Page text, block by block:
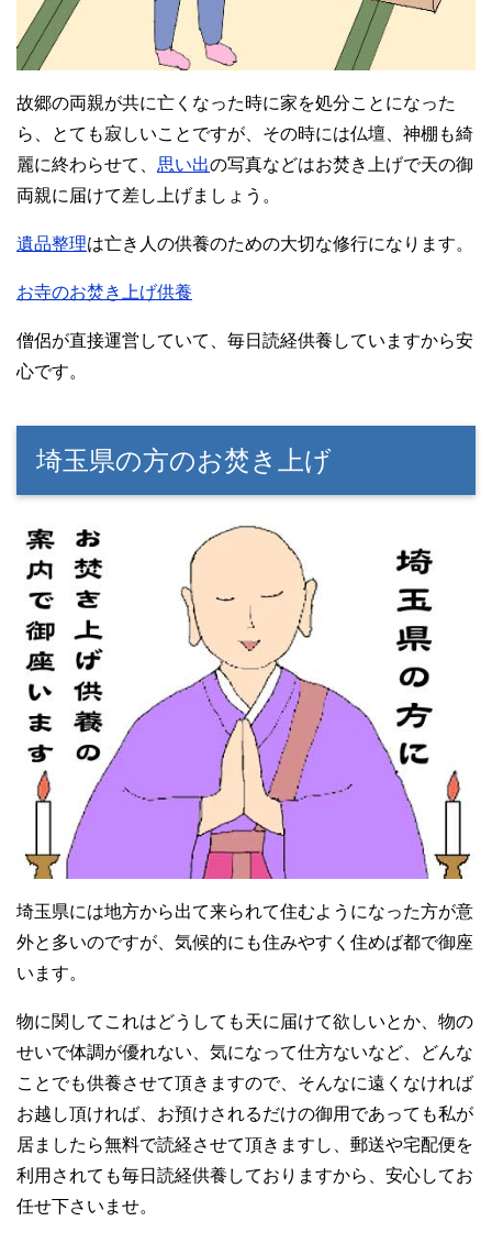
故郷の両親が共に亡くなった時に家を処分ことになった
ら、とても寂しいことですが、その時には仏壇、神棚も綺
麗に終わらせて、 思い出の写真などはお焚き上げで天の御
両親に届けて差し上げましょう。
遺品整理は亡き人の供養のための大切な修行になります。
お寺のお焚き上げ供養
僧侶が直接運営していて、毎日読経供養していますから安
心です。
埼玉県の方のお焚き上げ
埼玉県には地方から出て来られて住むようになった方が意
外と多いのですが、気候的にも住みやすく住めば都で御座
います。
物に関してこれはどうしても天に届けて欲しいとか、物の
せいで体調が優れない、気になって仕方ないなど、どんな
ことでも供養させて頂きますので、そんなに遠くなければ
お越し頂ければ、お預けされるだけの御用であっても私が
居ましたら無料で読経させて頂きますし、郵送や宅配便を
利用されても毎日読経供養しておりますから、安心してお
任せ下さいませ。